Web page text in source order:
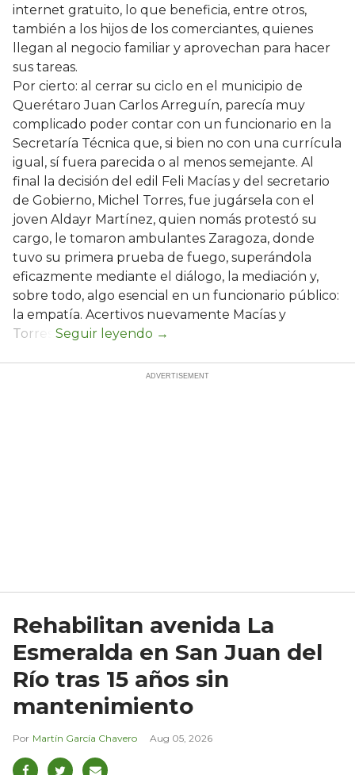
internet gratuito, lo que beneficia, entre otros,
también a los hijos de los comerciantes, quienes
llegan al negocio familiar y aprovechan para hacer
sus tareas.
Por cierto: al cerrar su ciclo en el municipio de
Querétaro Juan Carlos Arreguín, parecía muy
complicado poder contar con un funcionario en la
Secretaría Técnica que, si bien no con una currícula
igual, sí fuera parecida o al menos semejante. Al
final la decisión del edil Feli Macías y del secretario
de Gobierno, Michel Torres, fue jugársela con el
joven Aldayr Martínez, quien nomás protestó su
cargo, le tomaron ambulantes Zaragoza, donde
tuvo su primera prueba de fuego, superándola
eficazmente mediante el diálogo, la mediación y,
sobre todo, algo esencial en un funcionario público:
la empatía. Acertivos nuevamente Macías y
Torres.
Rehabilitan avenida La
Esmeralda en San Juan del
Río tras 15 años sin
mantenimiento
Martín García Chavero Aug 05, 2026